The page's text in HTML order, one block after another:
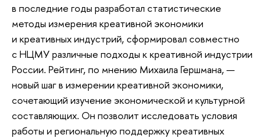
в последние годы разработал статистические
методы измерения креативной экономики
и креативных индустрий, сформировал совместно
с НЦМУ различные подходы к креативной индустрии
России. Рейтинг, по мнению Михаила Гершмана, —
новый шаг в измерении креативной экономики,
сочетающий изучение экономической и культурной
составляющих. Он позволит исследовать условия
работы и региональную поддержку креативных